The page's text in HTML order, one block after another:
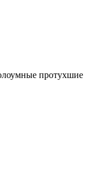
протухшие